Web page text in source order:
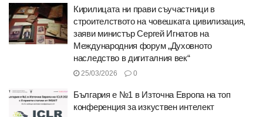
Кирилицата ни прави съучастници в
строителството на човешката цивилизация,
заяви министър Сергей Игнатов на
Международния форум „Духовното
наследство в дигиталния век“
25/03/2026 0
България е №1 в Източна Европа на топ
конференция за изкуствен интелект